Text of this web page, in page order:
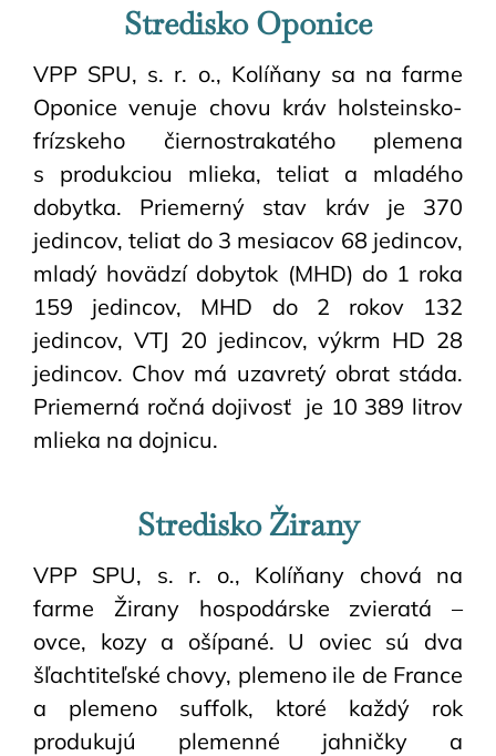
Stredisko Oponice
VPP SPU, s. r. o., Kolíňany sa na farme
Oponice venuje chovu kráv holsteinsko-
frízskeho čiernostrakatého plemena
s produkciou mlieka, teliat a mladého
dobytka. Priemerný stav kráv je 370
jedincov, teliat do 3 mesiacov 68 jedincov,
mladý hovädzí dobytok (MHD) do 1 roka
159 jedincov, MHD do 2 rokov 132
jedincov, VTJ 20 jedincov, výkrm HD 28
jedincov. Chov má uzavretý obrat stáda.
Priemerná ročná dojivosť je 10 389 litrov
mlieka na dojnicu.
Stredisko Žirany
VPP SPU, s. r. o., Kolíňany chová na
farme Žirany hospodárske zvieratá –
ovce, kozy a ošípané. U oviec sú dva
šľachtiteľské chovy, plemeno ile de France
a plemeno suffolk, ktoré každý rok
produkujú plemenné jahničky a